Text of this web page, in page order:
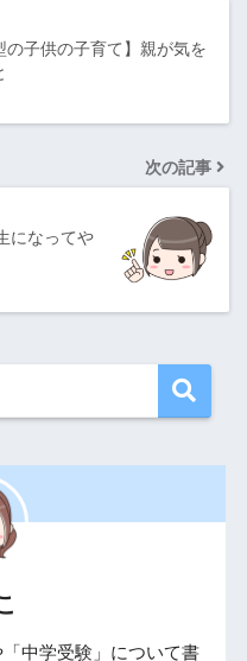
の子供の子育て】親が気を
次の記事
になってや
「中学受験」について書